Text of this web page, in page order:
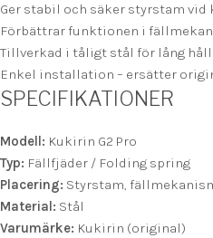
Ger stabil och säker styrstam vid
Förbättrar funktionen i
Tillverkad i tåligt stål för lång
Enkel installation – ersätter
SPECIFIKATIONER
Modell: Kukirin G2 Pro
Typ: Fällfjäder / Folding spring
Placering: Styrstam,
Material: Stål
Varumärke: Kukirin (original)